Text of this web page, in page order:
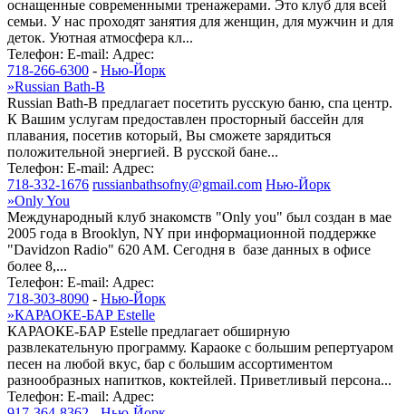
оснащенные современными тренажерами. Это клуб для всей
семьи. У нас проходят занятия для женщин, для мужчин и для
деток. Уютная атмосфера кл...
Телефон: E-mail: Адрес:
718-266-6300 - Нью-Йорк
»Russian Bath-B
Russian Bath-B предлагает посетить русскую баню, спа центр.
К Вашим услугам предоставлен просторный бассейн для
плавания, посетив который, Вы сможете зарядиться
положительной энергией. В русской бане...
Телефон: E-mail: Адрес:
718-332-1676 russianbathsofny@gmail.com Нью-Йорк
»Only You
Международный клуб знакомств "Only you" был создан в мае
2005 года в Brooklyn, NY при информационной поддержке
"Davidzon Radio" 620 AM. Сегодня в базе данных в офисе
более 8,...
Телефон: E-mail: Адрес:
718-303-8090 - Нью-Йорк
»КАРАОКЕ-БАР Estelle
КАРАОКЕ-БАР Estelle предлагает обширную
развлекательную программу. Караоке с большим репертуаром
песен на любой вкус, бар с большим ассортиментом
разнообразных напитков, коктейлей. Приветливый персона...
Телефон: E-mail: Адрес: